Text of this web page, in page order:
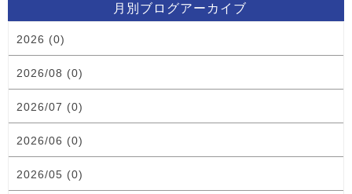
月別ブログアーカイブ
2026 (0)
2026/08 (0)
2026/07 (0)
2026/06 (0)
2026/05 (0)